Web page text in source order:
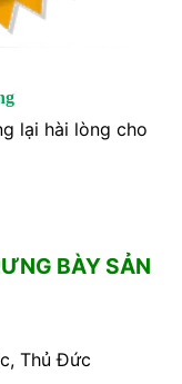
lại hài lòng cho
BÀY SẢN
Thủ Đức